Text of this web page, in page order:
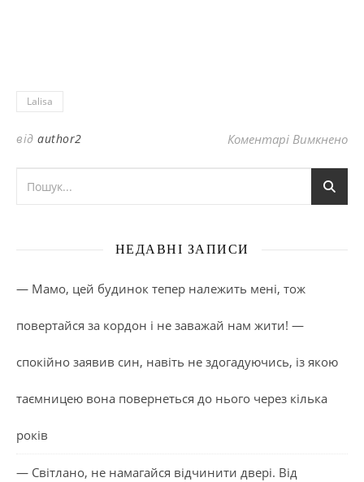
Lalisa
від author2 Коментарі Вимкненодо
НЕДАВНІ ЗАПИСИ
— Мамо, цей будинок тепер належить мені, тож
повертайся за кордон і не заважай нам жити! —
спокійно заявив син, навіть не здогадуючись, із якою
таємницею вона повернеться до нього через кілька
років
— Світлано, не намагайся відчинити двері. Від